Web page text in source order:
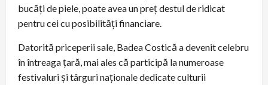
bucăți de piele, poate avea un preț destul de ridicat
pentru cei cu posibilități financiare.
Datorită priceperii sale, Badea Costică a devenit celebru
în întreaga țară, mai ales că participă la numeroase
festivaluri și târguri naționale dedicate culturii